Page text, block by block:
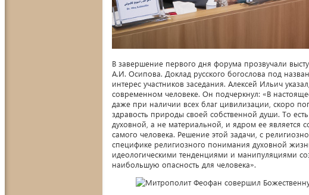
В завершение первого дня форума прозвучали
А.И. Осипова. Доклад русского богослова под
интерес участников заседания. Алексей Ильич
современном человеке. Он подчеркнул: «В
даже при наличии всех благ цивилизации, скоро
здравость природы своей собственной души. То
духовной, а не материальной, и ядром ее
самого человека. Решение этой задачи, с
специфике религиозного понимания духовной
идеологическими тенденциями и манипуляциями
наибольшую опасность для человека».